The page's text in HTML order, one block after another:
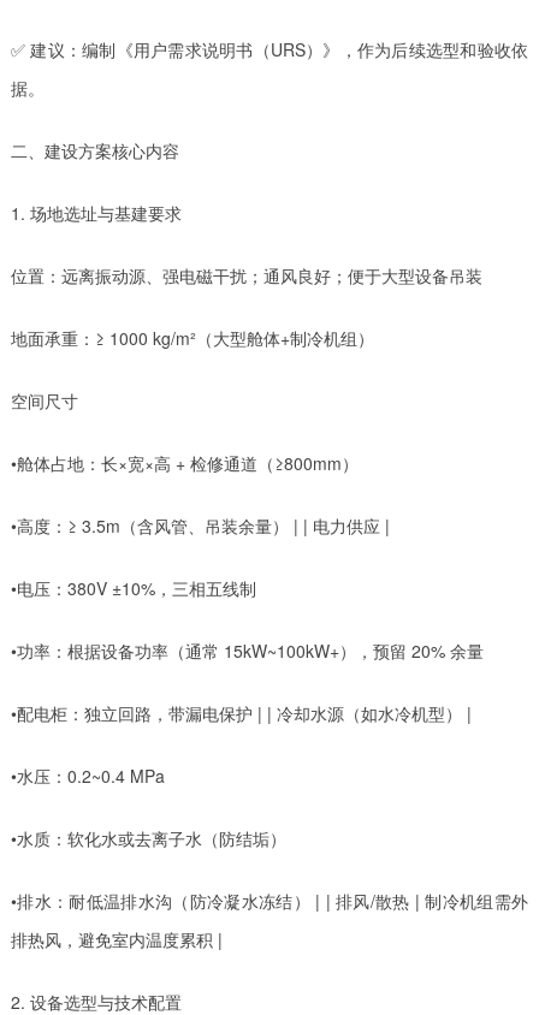
✅ 建议：编制《用户需求说明书（URS）》，作为后续选型和验收依
据。
二、建设方案核心内容
1. 场地选址与基建要求
位置：远离振动源、强电磁干扰；通风良好；便于大型设备吊装
地面承重：≥ 1000 kg/m²（大型舱体+制冷机组）
空间尺寸
•舱体占地：长×宽×高 + 检修通道（≥800mm）
•高度：≥ 3.5m（含风管、吊装余量） | | 电力供应 |
•电压：380V ±10%，三相五线制
•功率：根据设备功率（通常 15kW~100kW+），预留 20% 余量
•配电柜：独立回路，带漏电保护 | | 冷却水源（如水冷机型） |
•水压：0.2~0.4 MPa
•水质：软化水或去离子水（防结垢）
•排水：耐低温排水沟（防冷凝水冻结） | | 排风/散热 | 制冷机组需外
排热风，避免室内温度累积 |
2. 设备选型与技术配置